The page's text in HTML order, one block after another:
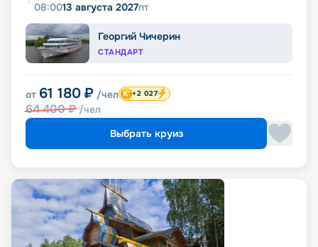
08:0013 августа 2027пт
Георгий Чичерин
СТАНДАРТ
от 61 180 ₽ /чел
64 400₽ /чел
+2 027
Выбрать круиз